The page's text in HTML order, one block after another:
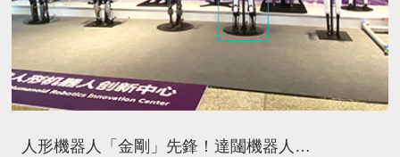
人形機器人「金剛」先鋒！達闥機器人閃耀2024世界人工智能大會